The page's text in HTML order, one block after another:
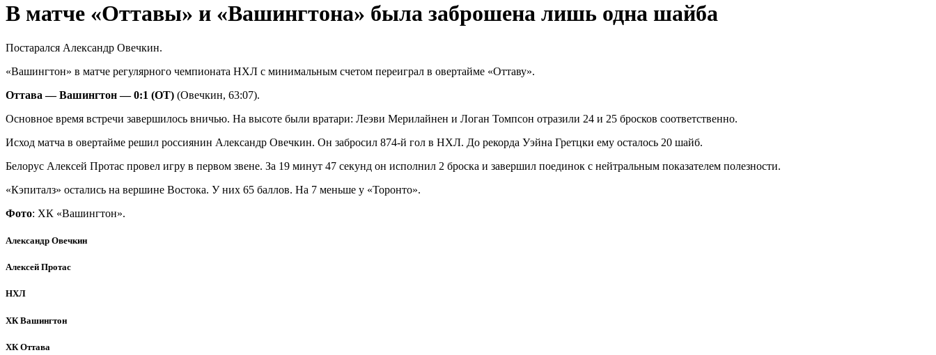
В матче «Оттавы» и «Вашингтона» была заброшена лишь одна шайба
Постарался Александр Овечкин.
«Вашингтон» в матче регулярного чемпионата НХЛ с минимальным счетом переиграл в овертайме «Оттаву».
Оттава — Вашингтон — 0:1 (ОТ) (Овечкин, 63:07).
Основное время встречи завершилось вничью. На высоте были вратари: Леэви Мерилайнен и Логан Томпсон отразили 24 и 25 бросков соответственно.
Исход матча в овертайме решил россиянин Александр Овечкин. Он забросил 874-й гол в НХЛ. До рекорда Уэйна Гретцки ему осталось 20 шайб.
Белорус Алексей Протас провел игру в первом звене. За 19 минут 47 секунд он исполнил 2 броска и завершил поединок с нейтральным показателем полезности.
«Кэпиталз» остались на вершине Востока. У них 65 баллов. На 7 меньше у «Торонто».
Фото: ХК «Вашингтон».
Александр Овечкин
Алексей Протас
НХЛ
ХК Вашингтон
ХК Оттава